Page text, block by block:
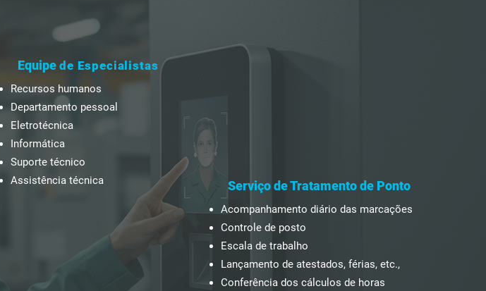
Equipe de Especialistas
Recursos humanos
Departamento pessoal
Eletrotécnica
Informática
Suporte técnico
Assistência técnica
Serviço de Tratamento de Ponto
Acompanhamento diário das marcações
Controle de posto
Escala de trabalho
Lançamento de atestados, férias, etc.,
Conferência dos cálculos de horas